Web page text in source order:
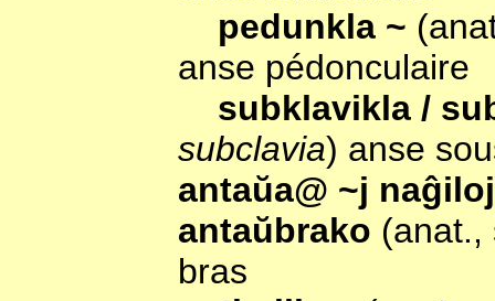
pedunkla ~
anse pédonculaire
subklavikla /
subclavia) anse
antaŭa@ ~j
antaŭbrako
bras